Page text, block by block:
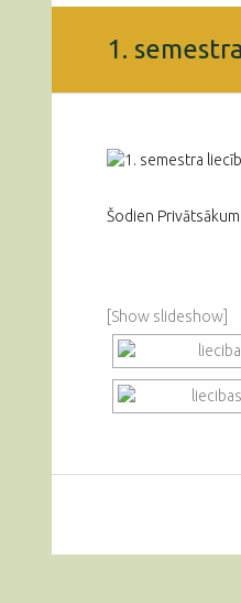
1.
Šodien
[Show slideshow]